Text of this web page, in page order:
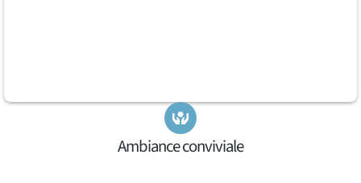
Ambiance conviviale